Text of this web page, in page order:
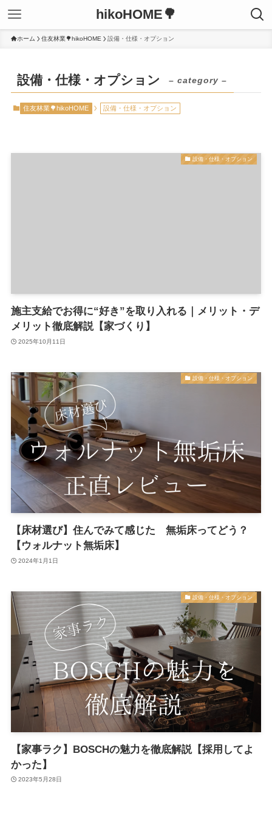
hikoHOME🌳
ホーム 住友林業🌳hikoHOME 設備・仕様・オプション
設備・仕様・オプション – category –
住友林業🌳hikoHOME 設備・仕様・オプション
設備・仕様・オプション
施主支給でお得に“好き”を取り入れる｜メリット・デ
メリット徹底解説【家づくり】
2025年10月11日
設備・仕様・オプション
【床材選び】住んでみて感じた 無垢床ってどう？
【ウォルナット無垢床】
2024年1月1日
設備・仕様・オプション
【家事ラク】BOSCHの魅力を徹底解説【採用してよ
かった】
2023年5月28日